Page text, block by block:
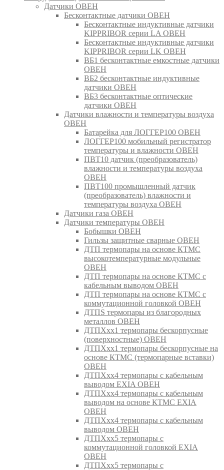
Датчики ОВЕН
Бесконтактные датчики ОВЕН
Бесконтактные индуктивные датчики
KIPPRIBOR серии LA ОВЕН
Бесконтактные индуктивные датчики
KIPPRIBOR серии LK ОВЕН
ВБ1 бесконтактные емкостные датчики
ОВЕН
ВБ2 бесконтактные индуктивные
датчики ОВЕН
ВБ3 бесконтактные оптические
датчики ОВЕН
Датчики влажности и температуры воздуха
ОВЕН
Батарейка для ЛОГГЕР100 ОВЕН
ЛОГГЕР100 мобильный регистратор
температуры и влажности ОВЕН
ПВТ10 датчик (преобразователь)
влажности и температуры воздуха
ОВЕН
ПВТ100 промышленный датчик
(преобразователь) влажности и
температуры воздуха ОВЕН
Датчики газа ОВЕН
Датчики температуры ОВЕН
Бобышки ОВЕН
Гильзы защитные сварные ОВЕН
ДТП термопары на основе КТМС
высокотемпературные модульные
ОВЕН
ДТП термопары на основе КТМС с
кабельным выводом ОВЕН
ДТП термопары на основе КТМС с
коммутационной головкой ОВЕН
ДТПS термопары из благородных
металлов ОВЕН
ДТПХхх1 термопары бескорпусные
(поверхностные) ОВЕН
ДТПХхх1 термопары бескорпусные на
основе КТМС (термопарные вставки)
ОВЕН
ДТПХхх4 термопары с кабельным
выводом EXIA ОВЕН
ДТПХхх4 термопары с кабельным
выводом на основе КТМС EXIA
ОВЕН
ДТПХхх4 термопары с кабельным
выводом ОВЕН
ДТПХхх5 термопары с
коммутационной головкой EXIA
ОВЕН
ДТПХхх5 термопары с